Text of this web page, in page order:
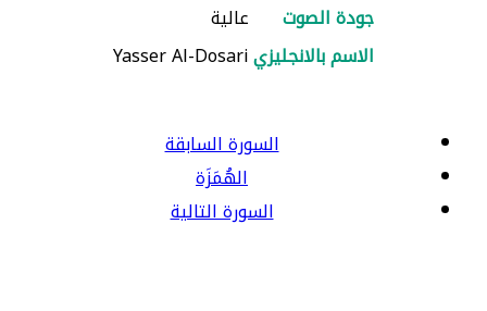
جودة الصوت
عالية
الاسم بالانجليزيYasser Al-Dosari
السورة السابقة
الهُمَزَة
السورة التالية